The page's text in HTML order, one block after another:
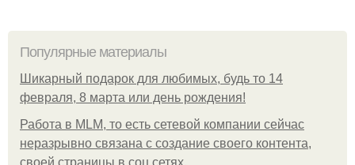
Популярные материалы
Шикарный подарок для любимых, будь то 14
февраля, 8 марта или день рождения!
Работа в MLM, то есть сетевой компании сейчас
неразрывно связана с создание своего контента,
своей страницы в соц сетях.